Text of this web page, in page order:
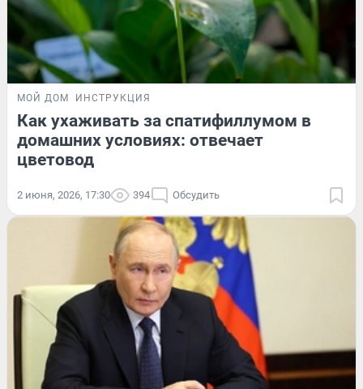
МОЙ ДОМ ИНСТРУКЦИЯ
Как ухаживать за спатифиллумом в
домашних условиях: отвечает
цветовод
2 июня, 2026, 17:30 394 Обсудить